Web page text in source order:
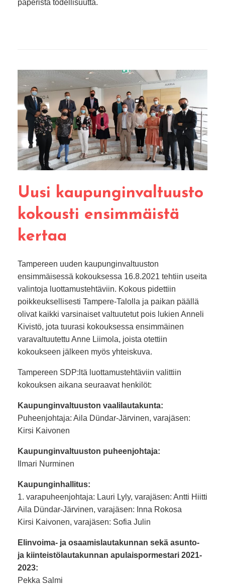
paperista todellisuutta.
Uusi kaupunginvaltuusto
kokousti ensimmäistä
kertaa
Tampereen uuden kaupunginvaltuuston
ensimmäisessä kokouksessa 16.8.2021 tehtiin useita
valintoja luottamustehtäviin. Kokous pidettiin
poikkeuksellisesti Tampere-Talolla ja paikan päällä
olivat kaikki varsinaiset valtuutetut pois lukien Anneli
Kivistö, jota tuurasi kokouksessa ensimmäinen
varavaltuutettu Anne Liimola, joista otettiin
kokoukseen jälkeen myös yhteiskuva.
Tampereen SDP:ltä luottamustehtäviin valittiin
kokouksen aikana seuraavat henkilöt:
Kaupunginvaltuuston vaalilautakunta:
Puheenjohtaja: Aila Dündar-Järvinen, varajäsen:
Kirsi Kaivonen
Kaupunginvaltuuston puheenjohtaja:
Ilmari Nurminen
Kaupunginhallitus:
1. varapuheenjohtaja: Lauri Lyly, varajäsen: Antti Hiitti
Aila Dündar-Järvinen, varajäsen: Inna Rokosa
Kirsi Kaivonen, varajäsen: Sofia Julin
Elinvoima- ja osaamislautakunnan sekä asunto-
ja kiinteistölautakunnan apulaispormestari 2021-
2023:
Pekka Salmi